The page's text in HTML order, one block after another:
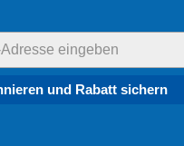
und Rabatt sichern